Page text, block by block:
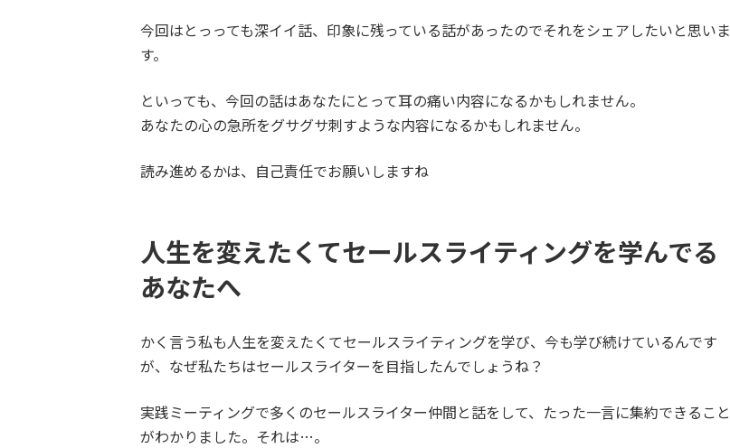
今回はとっっても深イイ話、印象に残っている話があったのでそれをシェアしたいと思いま
す。
といっても、今回の話はあなたにとって耳の痛い内容になるかもしれません。
あなたの心の急所をグサグサ刺すような内容になるかもしれません。
読み進めるかは、自己責任でお願いしますね
人生を変えたくてセールスライティングを学んでる
あなたへ
かく言う私も人生を変えたくてセールスライティングを学び、今も学び続けているんです
が、なぜ私たちはセールスライターを目指したんでしょうね？
実践ミーティングで多くのセールスライター仲間と話をして、たった一言に集約できること
がわかりました。それは…。